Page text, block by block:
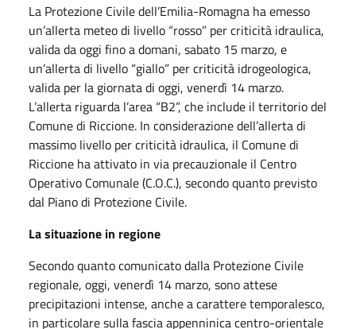
La Protezione Civile dell’Emilia-Romagna ha emesso
un’allerta meteo di livello “rosso” per criticità idraulica,
valida da oggi fino a domani, sabato 15 marzo, e
un’allerta di livello “giallo” per criticità idrogeologica,
valida per la giornata di oggi, venerdì 14 marzo.
L’allerta riguarda l’area “B2”, che include il territorio del
Comune di Riccione. In considerazione dell’allerta di
massimo livello per criticità idraulica, il Comune di
Riccione ha attivato in via precauzionale il Centro
Operativo Comunale (C.O.C.), secondo quanto previsto
dal Piano di Protezione Civile.
La situazione in regione
Secondo quanto comunicato dalla Protezione Civile
regionale, oggi, venerdì 14 marzo, sono attese
precipitazioni intense, anche a carattere temporalesco,
in particolare sulla fascia appenninica centro-orientale